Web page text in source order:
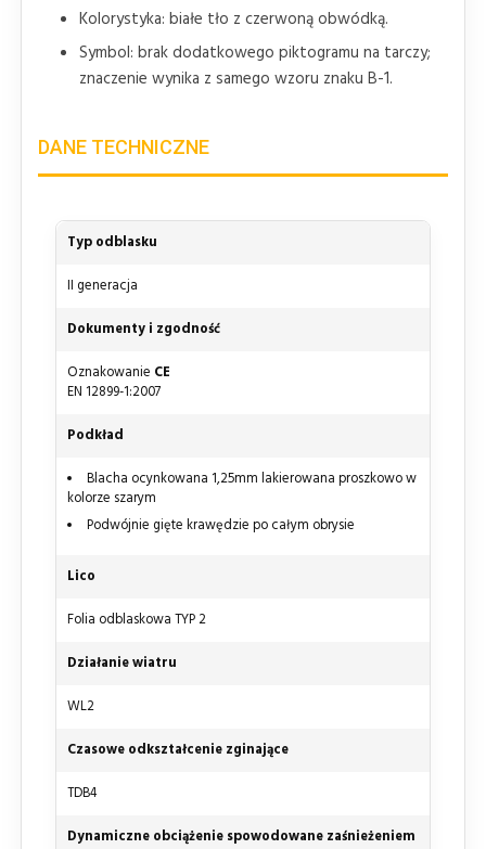
Kolorystyka: białe tło z czerwoną obwódką.
Symbol: brak dodatkowego piktogramu na tarczy;
znaczenie wynika z samego wzoru znaku B-1.
DANE TECHNICZNE
Typ odblasku
II generacja
Dokumenty i zgodność
Oznakowanie CE
EN 12899-1:2007
Podkład
Blacha ocynkowana 1,25mm lakierowana proszkowo w
kolorze szarym
Podwójnie gięte krawędzie po całym obrysie
Lico
Folia odblaskowa TYP 2
Działanie wiatru
WL2
Czasowe odkształcenie zginające
TDB4
Dynamiczne obciążenie spowodowane zaśnieżeniem